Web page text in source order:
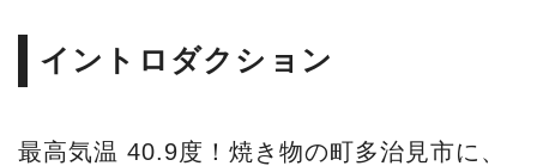
イントロダクション
最高気温 40.9度！焼き物の町多治見市に、